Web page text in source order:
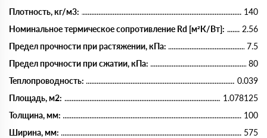
Плотность, кг/м3:
140
Номинальное термическое сопротивление Rd [м²К/Вт]:
2.56
Предел прочности при растяжении, кПа:
7.5
Предел прочности при сжатии, кПа:
80
Теплопроводность:
0.039
Площадь, м2:
1.078125
Толщина, мм:
100
Ширина, мм:
575